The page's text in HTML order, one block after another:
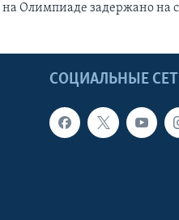
Олимпиаде задержано на
СОЦИАЛЬНЫЕ